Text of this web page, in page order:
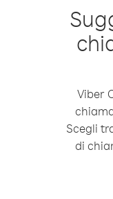
Viber
Scegli
di